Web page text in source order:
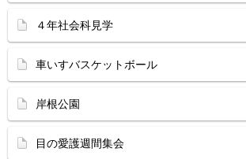
４年社会科見学
車いすバスケットボール
岸根公園
目の愛護週間集会